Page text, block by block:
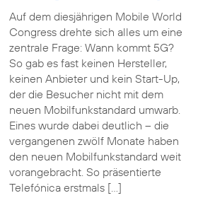
Auf dem diesjährigen Mobile World
Congress drehte sich alles um eine
zentrale Frage: Wann kommt 5G?
So gab es fast keinen Hersteller,
keinen Anbieter und kein Start-Up,
der die Besucher nicht mit dem
neuen Mobilfunkstandard umwarb.
Eines wurde dabei deutlich – die
vergangenen zwölf Monate haben
den neuen Mobilfunkstandard weit
vorangebracht. So präsentierte
Telefónica erstmals […]